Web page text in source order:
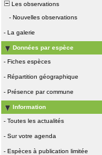
Les observations
- Nouvelles observations
- La galerie
Données par espèce
- Fiches espèces
- Répartition géographique
- Présence par commune
Information
- Toutes les actualités
- Sur votre agenda
- Espèces à publication limitée